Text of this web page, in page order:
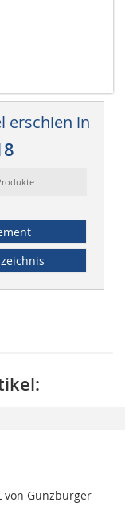
erschien in
von Günzburger